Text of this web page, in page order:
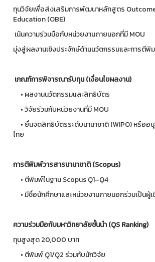
ทุนวิจัยเพื่อส่งเสริมการพัฒนาหลักสูตร
Education (OBE)
เน้นความร่วมมือกับหน่วยงานภายนอกที่มี MOU
มุ่งสู่ผลงานเชิงประจักษ์ด้านนวัตกรรมและการตีพิ
เกณฑ์การพิจารณารับทุน (เงื่อนไขผลงาน)
• ผลงานนวัตกรรมและสิทธิบัตร
• วิจัยร่วมกับหน่วยงานที่มี MOU
• ยื่นจดสิทธิบัตรระดับนานาชาติ (WIPO) หรือ
ไทย
การตีพิมพ์วารสารนานาชาติ (Scopus)
• ตีพิมพ์ในฐาน Scopus Q1–Q4
• มีชื่อนักศึกษาและหน่วยงานภายนอกร่วมเป็นผู้
ความร่วมมือกับมหาวิทยาลัยชั้นนำ (QS Ranking)
ทุนสูงสุด 20,000 บาท
• ตีพิมพ์ Q1/Q2 ร่วมกับนักวิจัย